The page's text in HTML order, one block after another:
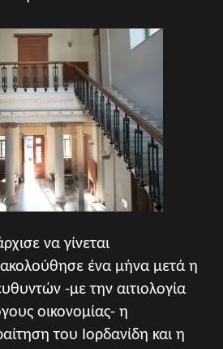
να γίνεται
ένα μήνα μετά η
-με την αιτιολογία
οικονομίας- η
του Ιορδανίδη και η